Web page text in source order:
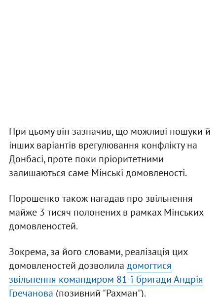
При цьому він зазначив, що можливі пошуки й
інших варіантів врегулювання конфлікту на
Донбасі, проте поки пріоритетними
залишаються саме Мінські домовленості.
Порошенко також нагадав про звільнення
майже 3 тисяч полонених в рамках Мінських
домовленостей.
Зокрема, за його словами, реалізація цих
домовленостей дозволила домогтися
звільнення командиром 81-ї бригади Андрія
Гречанова (позивний "Рахман").